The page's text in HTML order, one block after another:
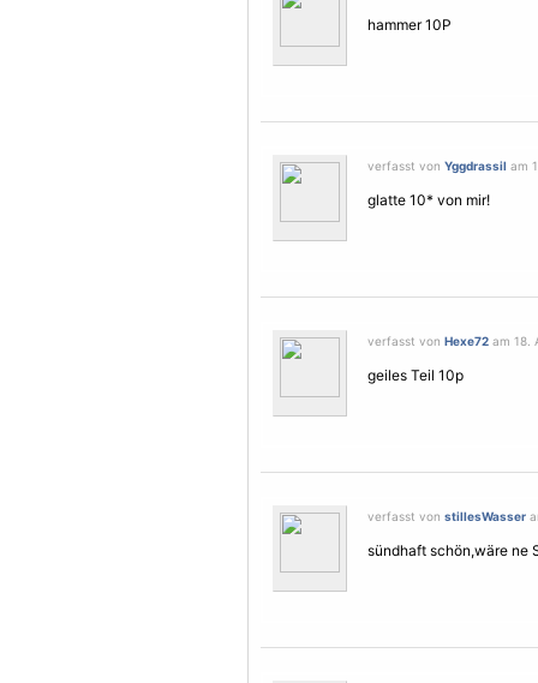
hammer 10P
verfasst von Yggdrassil am
glatte 10* von mir!
verfasst von Hexe72 am 18.
geiles Teil 10p
verfasst von stillesWasser
sündhaft schön,wäre ne